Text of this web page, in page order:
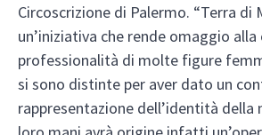
Circoscrizione di Palermo. “Terra di
un’iniziativa che rende omaggio
professionalità di molte figure
si sono distinte per aver dato un
rappresentazione dell’identità della